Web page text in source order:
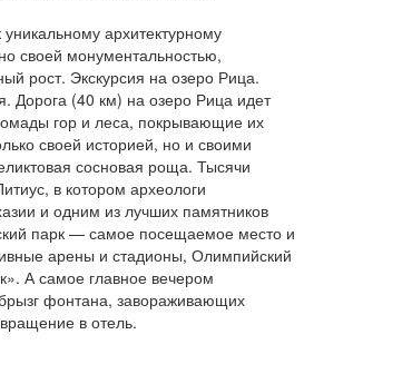
архитектурному
своей монументальностью,
рост. Экскурсия на озеро Рица.
Дорога (40 км) на озеро Рица идет
гор и леса, покрывающие их
своей историей, но и своими
сосновая роща. Тысячи
в котором археологи
и одним из лучших памятников
парк — самое посещаемое место и
арены и стадионы, Олимпийский
А самое главное вечером
фонтана, завораживающих
в отель.